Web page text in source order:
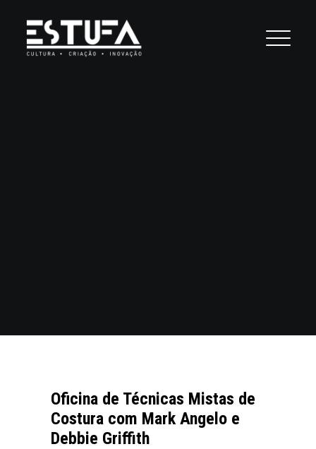
Oficina de Técnicas Mistas de
Costura com Mark Angelo e
Debbie Griffith